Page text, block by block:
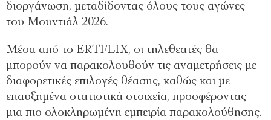
διοργάνωση, μεταδίδοντας όλους τους αγώνες
του Μουντιάλ 2026.
Μέσα από το ERTFLIX, οι τηλεθεατές θα
μπορούν να παρακολουθούν τις αναμετρήσεις με
διαφορετικές επιλογές θέασης, καθώς και με
επαυξημένα στατιστικά στοιχεία, προσφέροντας
μια πιο ολοκληρωμένη εμπειρία παρακολούθησης.